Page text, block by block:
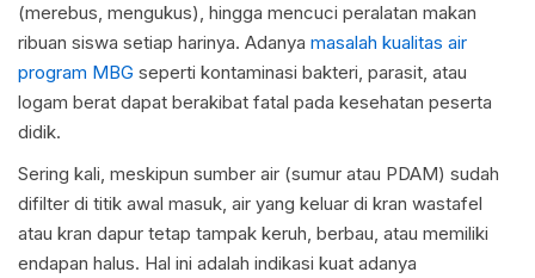
(merebus, mengukus), hingga mencuci peralatan makan
ribuan siswa setiap harinya. Adanya masalah kualitas air
program MBG seperti kontaminasi bakteri, parasit, atau
logam berat dapat berakibat fatal pada kesehatan peserta
didik.
Sering kali, meskipun sumber air (sumur atau PDAM) sudah
difilter di titik awal masuk, air yang keluar di kran wastafel
atau kran dapur tetap tampak keruh, berbau, atau memiliki
endapan halus. Hal ini adalah indikasi kuat adanya